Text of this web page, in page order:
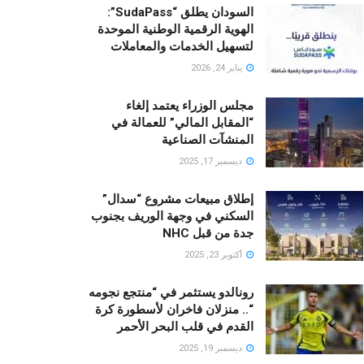
السودان يطلق “SudaPass”:
الهوية الرقمية الوطنية الموحدة
لتسهيل الخدمات والمعاملات
يناير 24, 2026
مجلس الوزراء يعتمد إلغاء
“المقابل المالي” للعمالة في
المنشآت الصناعية
ديسمبر 17, 2025
إطلاق مبيعات مشروع “سدال”
السكني في وجهة الوريف بجنوب
جدة من قبل NHC
أكتوبر 23, 2025
رونالدو يستثمر في “منتجع نجومه
“.. منزلان فاخران لأسطورة كرة
القدم في قلب البحر الأحمر
ديسمبر 19, 2025